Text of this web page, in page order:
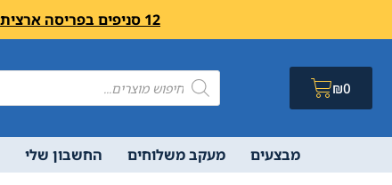
12 סניפים בפריסה ארצית – בואו לבקר לחיצה פה מעבר לרשימת הסניפים ושעות פעילות
₪0
מבצעים מעקב משלוחים החשבון שלי